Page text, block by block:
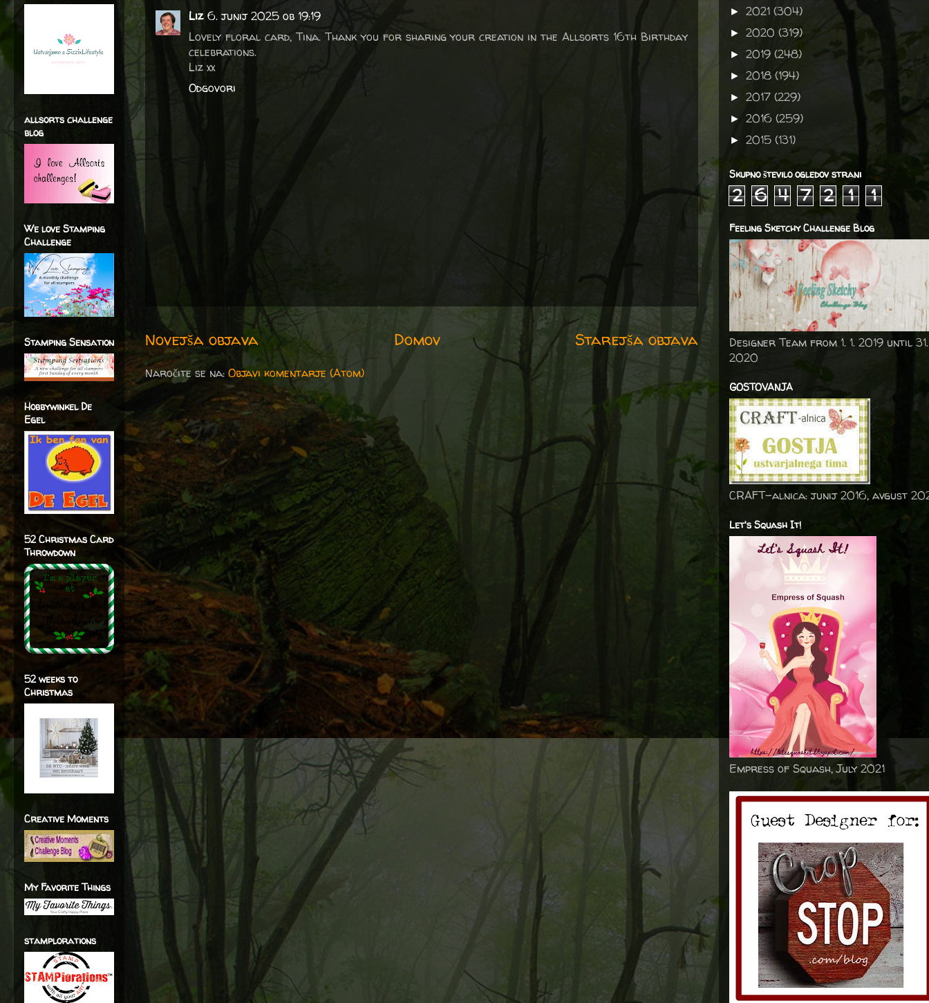
Liz 6. junij 2025 ob 19:19
Lovely floral card, Tina. Thank you for sharing your creation in the Allsorts 16th Birthday
celebrations.
Liz xx
Odgovori
Novejša objava Starejša objava
Domov
Naročite se na: Objavi komentarje (Atom)
allsorts challenge
blog
We love Stamping
Challenge
Stamping Sensation
Hobbywinkel De
Egel
52 Christmas Card
Throwdown
52 weeks to
Christmas
Creative Moments
My Favorite Things
stamplorations
► 2021 (304)
► 2020 (319)
► 2019 (248)
► 2018 (194)
► 2017 (229)
► 2016 (259)
► 2015 (131)
Skupno število ogledov strani
2 6 4 7 2 1 1
Feeling Sketchy Challenge Blog
Designer Team from 1. 1. 2019 until
2020
GOSTOVANJA
CRAFT-alnica: junij 2016, avgust
Let's Squash It!
Empress of Squash, July 2021